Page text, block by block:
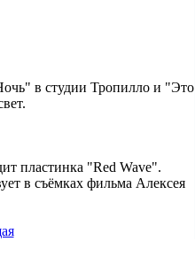
в студии Тропилло и "Это
пластинка "Red Wave".
в съёмках фильма Алексея